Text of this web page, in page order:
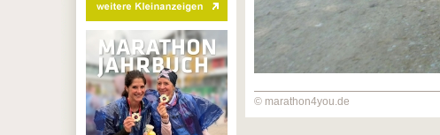
© marathon4you.de